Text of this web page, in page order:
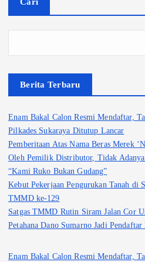
Cari
Berita Terbaru
Enam Bakal Calon Resmi Mendaftar,
Pilkades Sukaraya Ditutup Lancar
Pemberitaan Atas Nama Beras Merek
Oleh Pemilik Distributor, Tidak
“Kami Ruko Bukan Gudang”
Kebut Pekerjaan Pengurukan Tanah di
TMMD ke-129
Satgas TMMD Rutin Siram Jalan Cor
Petahana Dano Sumarno Jadi
Enam Bakal Calon Resmi Mendaftar,